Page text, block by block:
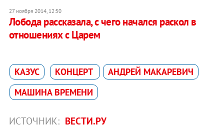
27 ноября 2014, 12:50
Лобода рассказала, с чего начался раскол в
отношениях с Царем
КАЗУС КОНЦЕРТ
АНДРЕЙ МАКАРЕВИЧ
МАШИНА ВРЕМЕНИ
ИСТОЧНИК: ВЕСТИ.РУ